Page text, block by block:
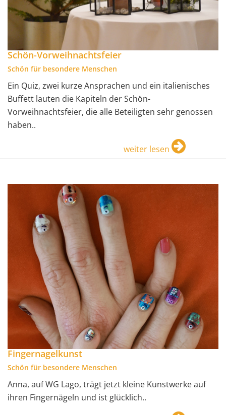
Schön-Vorweihnachtsfeier
Schön für besondere Menschen
Ein Quiz, zwei kurze Ansprachen und ein italienisches
Buffett lauten die Kapiteln der Schön-
Vorweihnachtsfeier, die alle Beteiligten sehr genossen
haben..
weiter lesen
Fingernagelkunst
Schön für besondere Menschen
Anna, auf WG Lago, trägt jetzt kleine Kunstwerke auf
ihren Fingernägeln und ist glücklich..